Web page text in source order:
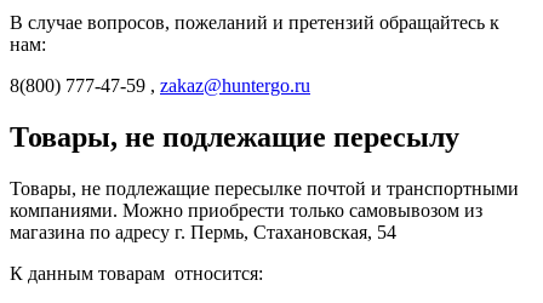
В случае вопросов, пожеланий и претензий обращайтесь к
нам:
8(800) 777-47-59 , zakaz@huntergo.ru
Товары, не подлежащие пересылу
Товары, не подлежащие пересылке почтой и транспортными
компаниями. Можно приобрести только самовывозом из
магазина по адресу г. Пермь, Стахановская, 54
К данным товарам относится: